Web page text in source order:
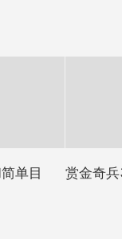
单目
赏金奇